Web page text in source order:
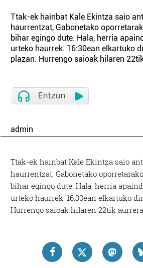
Ttak-ek hainbat Kale Ekintza saio
haurrentzat, Gabonetako
bihar egingo dute. Hala, herria
urteko haurrek. 16:30ean elkartuko
plazan. Hurrengo saioak hilaren
admin
Ttak-ek hainbat Kale Ekintza saio
haurrentzat, Gabonetako
bihar egingo dute. Hala, herria
urteko haurrek. 16:30ean elkartuko
Hurrengo saioak hilaren 22tik